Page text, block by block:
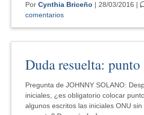
PorCynthia Briceño | 28/03/2016 |
comentarios
Duda resuelta: punto
Pregunta de JOHNNY SOLANO:
iniciales, ¿es obligatorio colocar
algunos escritos las iniciales ONU